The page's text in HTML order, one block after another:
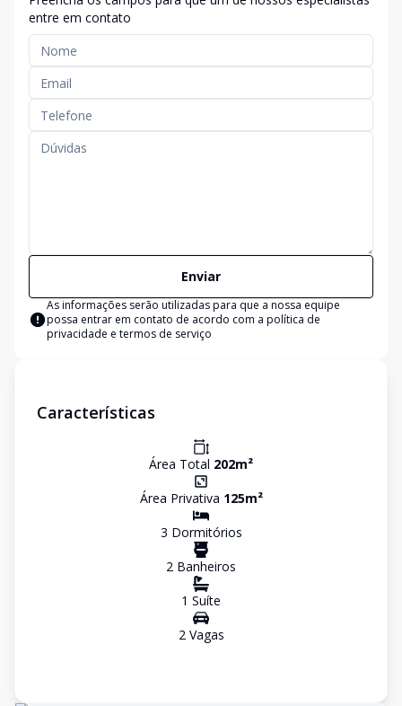
entre em contato
Enviar
As informações serão utilizadas para que a nossa equipe
possa entrar em contato de acordo com a política de
privacidade e termos de serviço
Características
Área Total 202m²
Área Privativa 125m²
3 Dormitórios
2 Banheiros
1 Suíte
2Vagas